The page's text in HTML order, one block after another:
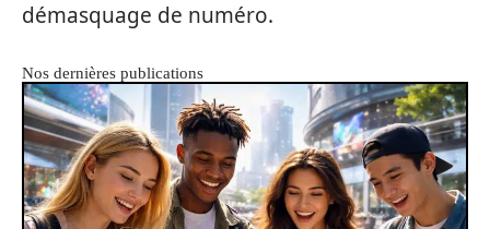
démasquage de numéro.
Nos dernières publications